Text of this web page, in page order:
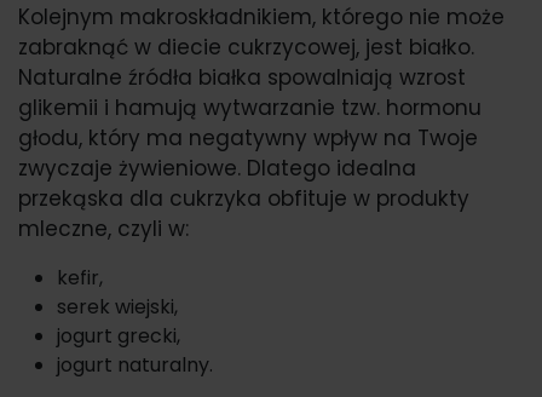
Kolejnym makroskładnikiem, którego nie może
zabraknąć w diecie cukrzycowej, jest białko.
Naturalne źródła białka spowalniają wzrost
glikemii i hamują wytwarzanie tzw. hormonu
głodu, który ma negatywny wpływ na Twoje
zwyczaje żywieniowe. Dlatego idealna
przekąska dla cukrzyka obfituje w produkty
mleczne, czyli w:
kefir,
serek wiejski,
jogurt grecki,
jogurt naturalny.